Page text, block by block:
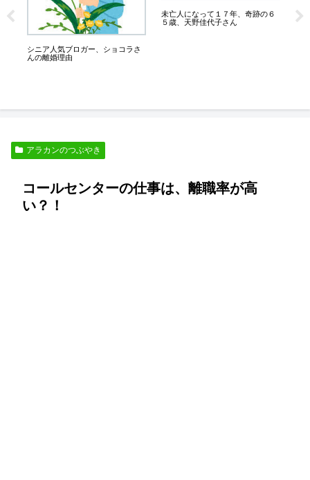
シニア人気ブロガー、ショコラさ
んの離婚理由
未亡人になって１７年、奇跡の６
５歳、天野佳代子さん
は
アラカンのつぶやき
コールセンターの仕事は、離職率が高
い？！